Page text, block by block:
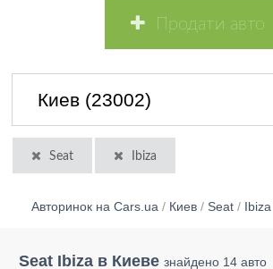
Продати авто
Seat Ibiza
Авторинок на Cars.ua / Киев / Seat / Ibiza
Seat Ibiza в Киеве знайдено 14 авто